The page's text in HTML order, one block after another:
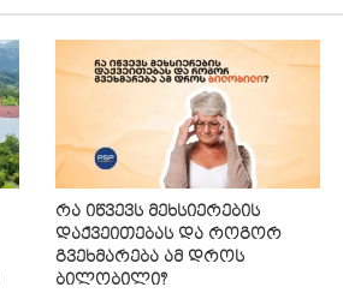
რა იწვევს მეხსიერების
დაქვეითებას და როგორ
გვეხმარება ამ დროს
ბილობილი?